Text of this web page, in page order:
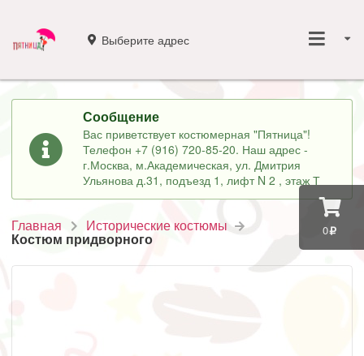
0
Выберите адрес
Сообщение
Вас приветствует костюмерная "Пятница"!
Телефон +7 (916) 720-85-20. Наш адрес -
г.Москва, м.Академическая, ул. Дмитрия
Ульянова д.31, подъезд 1, лифт N 2 , этаж Т
Главная Исторические костюмы
Костюм придворного